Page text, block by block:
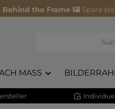
Behind the Frame 🖼️ Spare
MASS